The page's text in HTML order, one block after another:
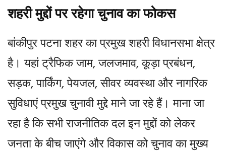
शहरी मुद्दों पर रहेगा चुनाव का फोकस
बांकीपुर पटना शहर का प्रमुख शहरी विधानसभा क्षेत्र
है। यहां ट्रैफिक जाम, जलजमाव, कूड़ा प्रबंधन,
सड़क, पार्किंग, पेयजल, सीवर व्यवस्था और नागरिक
सुविधाएं प्रमुख चुनावी मुद्दे माने जा रहे हैं। माना जा
रहा है कि सभी राजनीतिक दल इन मुद्दों को लेकर
जनता के बीच जाएंगे और विकास को चुनाव का मुख्य